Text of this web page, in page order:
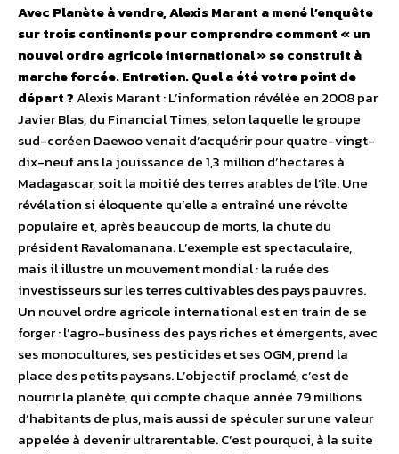
Avec Planète à vendre, Alexis Marant a mené l’enquête
sur trois continents pour comprendre comment « un
nouvel ordre agricole international » se construit à
marche forcée. Entretien.Quel a été votre point de
départ ?Alexis Marant : L’information révélée en 2008 par
Javier Blas, du Financial Times, selon laquelle le groupe
sud-coréen Daewoo venait d’acquérir pour quatre-vingt-
dix-neuf ans la jouissance de 1,3 million d’hectares à
Madagascar, soit la moitié des terres arables de l’île. Une
révélation si éloquente qu’elle a entraîné une révolte
populaire et, après beaucoup de morts, la chute du
président Ravalomanana. L’exemple est spectaculaire,
mais il illustre un mouvement mondial : la ruée des
investisseurs sur les terres cultivables des pays pauvres.
Un nouvel ordre agricole international est en train de se
forger : l’agro-business des pays riches et émergents, avec
ses monocultures, ses pesticides et ses OGM, prend la
place des petits paysans. L’objectif proclamé, c’est de
nourrir la planète, qui compte chaque année 79 millions
d’habitants de plus, mais aussi de spéculer sur une valeur
appelée à devenir ultrarentable. C’est pourquoi, à la suite